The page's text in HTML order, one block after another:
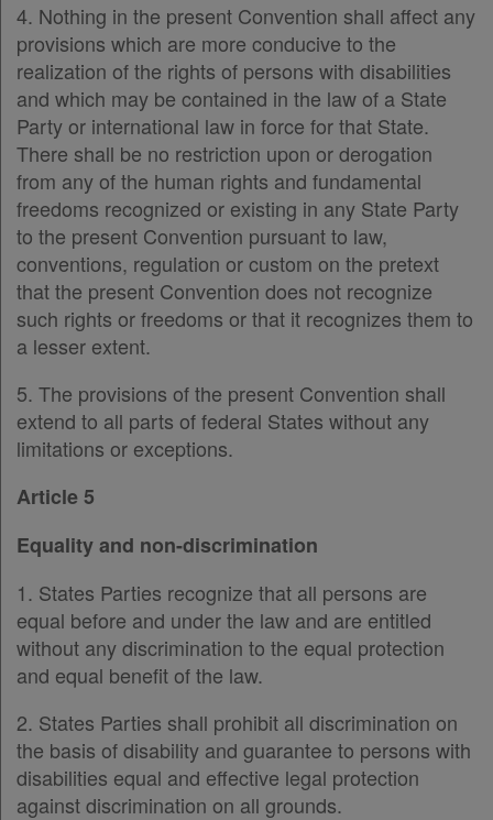
4. Nothing in the present Convention shall affect any
provisions which are more conducive to the
realization of the rights of persons with disabilities
and which may be contained in the law of a State
Party or international law in force for that State.
There shall be no restriction upon or derogation
from any of the human rights and fundamental
freedoms recognized or existing in any State Party
to the present Convention pursuant to law,
conventions, regulation or custom on the pretext
that the present Convention does not recognize
such rights or freedoms or that it recognizes them to
a lesser extent.
5. The provisions of the present Convention shall
extend to all parts of federal States without any
limitations or exceptions.
Article 5
Equality and non-discrimination
1. States Parties recognize that all persons are
equal before and under the law and are entitled
without any discrimination to the equal protection
and equal benefit of the law.
2. States Parties shall prohibit all discrimination on
the basis of disability and guarantee to persons with
disabilities equal and effective legal protection
against discrimination on all grounds.